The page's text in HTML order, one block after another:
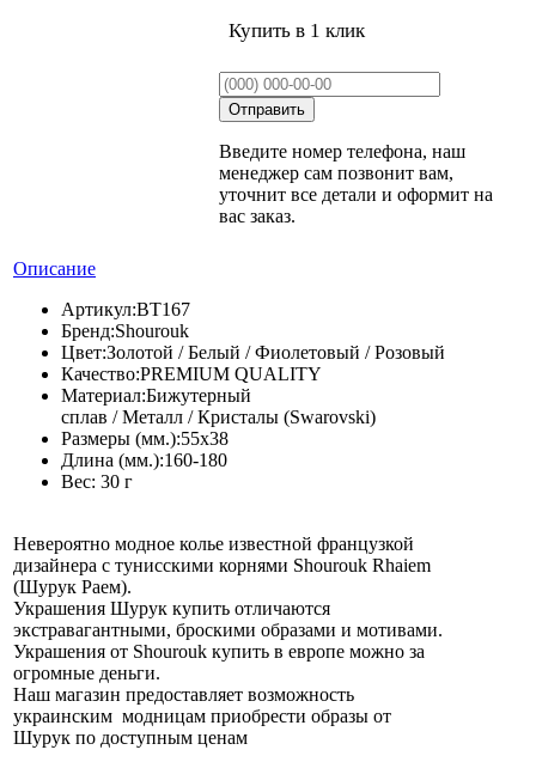
Купить в 1 клик
Введите номер телефона, наш
менеджер сам позвонит вам,
уточнит все детали и оформит на
вас заказ.
Описание
Артикул:BT167
Бренд:Shourouk
Цвет:Золотой / Белый / Фиолетовый / Розовый
Качество:PREMIUM QUALITY
Материал:Бижутерный
сплав / Металл / Кристалы (Swarovski)
Размеры (мм.):55х38
Длина (мм.):160-180
Вес: 30 г
Невероятно модное колье известной французкой
дизайнера с тунисскими корнями Shourouk Rhaiem
(Шурук Раем).
Украшения Шурук купить отличаются
экстравагантными, броскими образами и мотивами.
Украшения от Shourouk купить в европе можно за
огромные деньги.
Наш магазин предоставляет возможность
украинским модницам приобрести образы от
Шурук по доступным ценам